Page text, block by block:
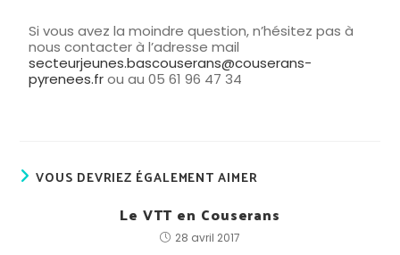
Si vous avez la moindre question, n’hésitez pas à
nous contacter à l’adresse mail
secteurjeunes.bascouserans@couserans-
pyrenees.frou au 05 61 96 47 34
VOUS DEVRIEZ ÉGALEMENT AIMER
Le VTT en Couserans
28 avril 2017